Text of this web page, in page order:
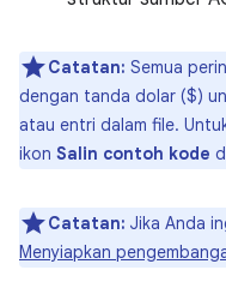
Catatan: Semua
dengan tanda dolar ($)
atau entri dalam file.
ikon Salin contoh kode
Catatan: Jika Anda
Menyiapkan